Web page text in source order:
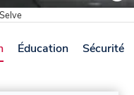
Éducation Sécurité